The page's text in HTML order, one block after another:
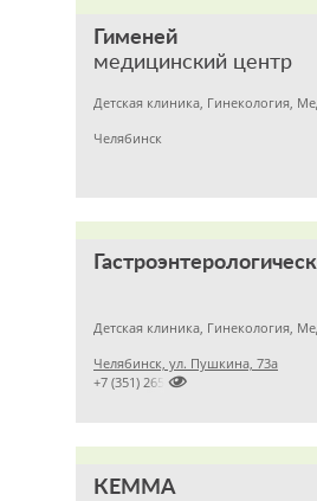
Гименей
медицинский центр
Детская клиника, Гинекология,
Челябинск
Детская клиника, Гинекология,
Челябинск, ул. Пушкина, 73а

+7 (351) 2657788
КЕММА